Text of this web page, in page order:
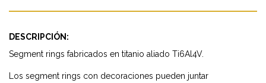
DESCRIPCIÓN:
Segment rings fabricados en titanio aliado Ti6Al4V.
Los segment rings con decoraciones pueden juntar